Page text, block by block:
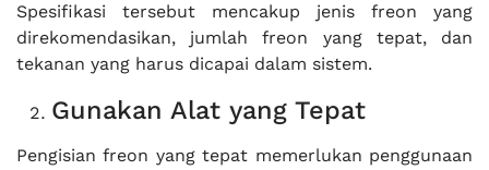
Spesifikasi tersebut mencakup jenis freon yang
direkomendasikan, jumlah freon yang tepat, dan
tekanan yang harus dicapai dalam sistem.
Gunakan Alat yang Tepat
Pengisian freon yang tepat memerlukan penggunaan